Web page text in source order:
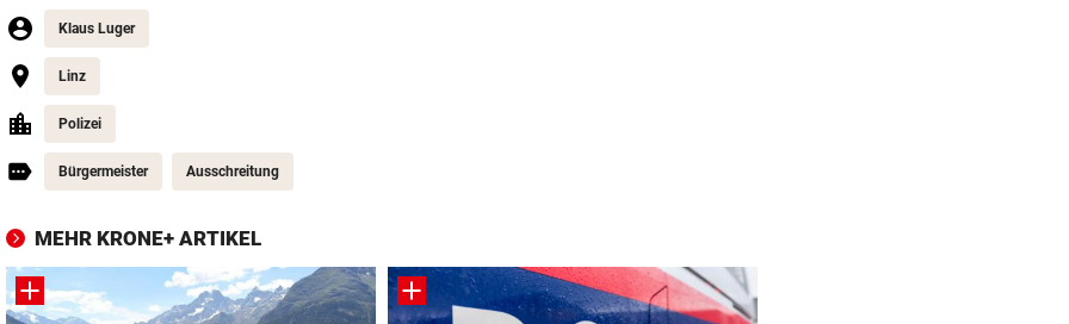
Klaus Luger
Linz
Polizei
Bürgermeister Ausschreitung
MEHR KRONE+ ARTIKEL